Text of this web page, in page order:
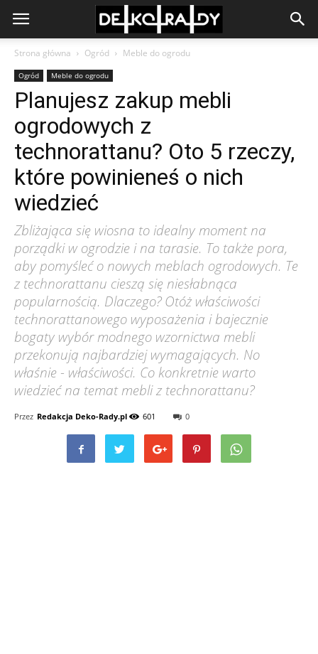
Strona główna Ogród Meble do ogrodu
Ogród Meble do ogrodu
Planujesz zakup mebli
ogrodowych z
technorattanu? Oto 5 rzeczy,
które powinieneś o nich
wiedzieć
Zbliżająca się wiosna to idealny moment na
porządki w ogrodzie i na tarasie. To także pora,
aby pomyśleć o nowych meblach ogrodowych. Te
z technorattanu cieszą się niesłabnąca
popularnością. Dlaczego? Otóż właściwości
technorattanowego wyposażenia i bajecznie
bogaty wybór modnego wzornictwa mebli
przekonują najbardziej wymagających. No
właśnie - właściwości. Co konkretnie warto
wiedzieć na temat mebli z technorattanu?
Przez Redakcja Deko-Rady.pl 601 0